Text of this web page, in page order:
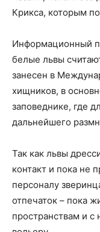
Крикса, которым
Информационный
белые львы
занесен в
хищников, в
заповеднике, где
дальнейшего
Так как львы
контакт и пока не
персоналу
отпечаток – пока
пространствам и с